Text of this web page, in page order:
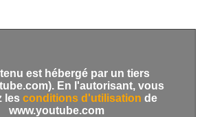
est hébergé par un tiers
En l'autorisant, vous
les conditions d'utilisation de
www.youtube.com